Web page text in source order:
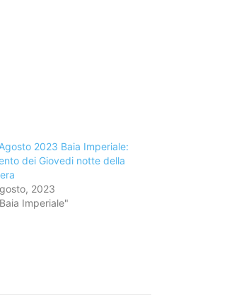
2023 Baia Imperiale:
dei Giovedi notte della
2023
Imperiale"